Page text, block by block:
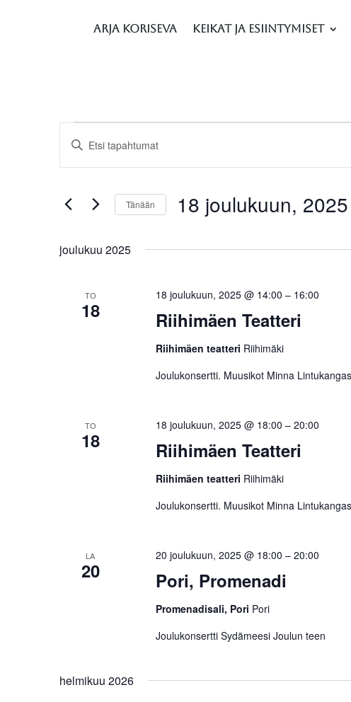
Arja Koriseva Keikat ja esiintymiset
Tapahtumat
Etsi
aja
navigointi
Syötä
TapahtumatTänään 18 joulukuun, 2025
päivä.
joulukuu 2025
TO
18 Riihimäen Teatteri
18 joulukuun, 2025 @ 14:00 – 16:00
Riihimäen teatteri Riihimäki
Joulukonsertti. Muusikot Minna
TO
18 Riihimäen Teatteri
18 joulukuun, 2025 @ 18:00 – 20:00
Riihimäen teatteri Riihimäki
Joulukonsertti. Muusikot Minna
LA
20 Pori, Promenadi
20 joulukuun, 2025 @ 18:00 – 20:00
Promenadisali, Pori Pori
Joulukonsertti Sydämeesi Joulun teen
helmikuu 2026